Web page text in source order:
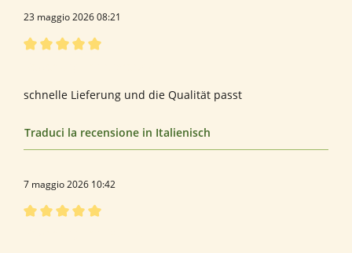
23 maggio 2026 08:21
schnelle Lieferung und die Qualität passt
Traduci la recensione in Italienisch
7 maggio 2026 10:42